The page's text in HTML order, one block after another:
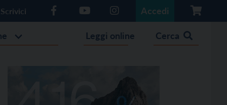
Scrivici Accedi
Leggi online Cerca